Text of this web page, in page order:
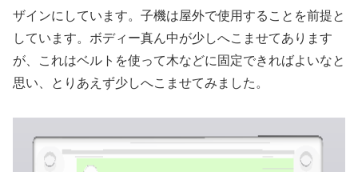
ザインにしています。子機は屋外で使用することを前提と
しています。ボディー真ん中が少しへこませてあります
が、これはベルトを使って木などに固定できればよいなと
思い、とりあえず少しへこませてみました。